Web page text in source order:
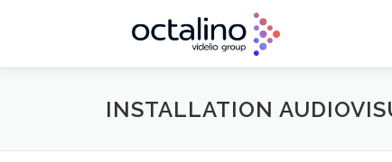
INSTALLATION